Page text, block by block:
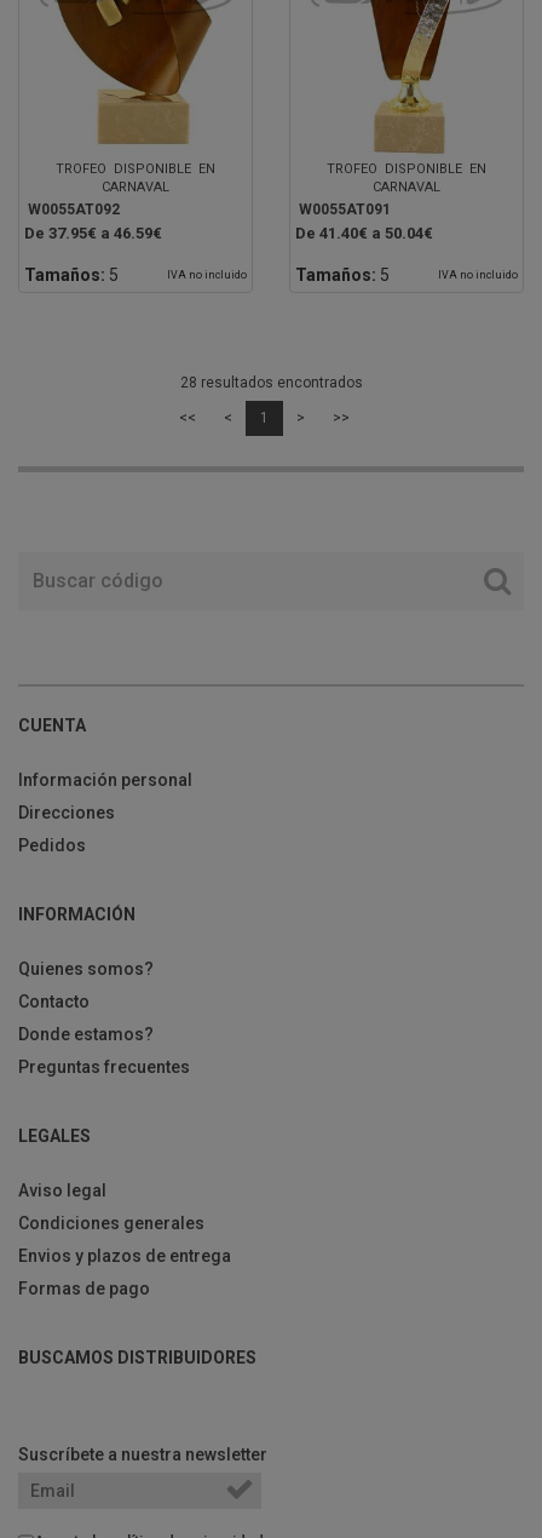
TROFEO DISPONIBLE EN
CARNAVAL
W0055AT092
De 37.95€ a 46.59€
Tamaños: 5 IVA no incluido
TROFEO DISPONIBLE EN
CARNAVAL
W0055AT091
De 41.40€ a 50.04€
Tamaños: 5 IVA no incluido
28 resultados encontrados
<< < 1 > >>
CUENTA
Información personal
Direcciones
Pedidos
INFORMACIÓN
Quienes somos?
Contacto
Donde estamos?
Preguntas frecuentes
LEGALES
Aviso legal
Condiciones generales
Envios y plazos de entrega
Formas de pago
BUSCAMOS DISTRIBUIDORES
Suscríbete a nuestra newsletter